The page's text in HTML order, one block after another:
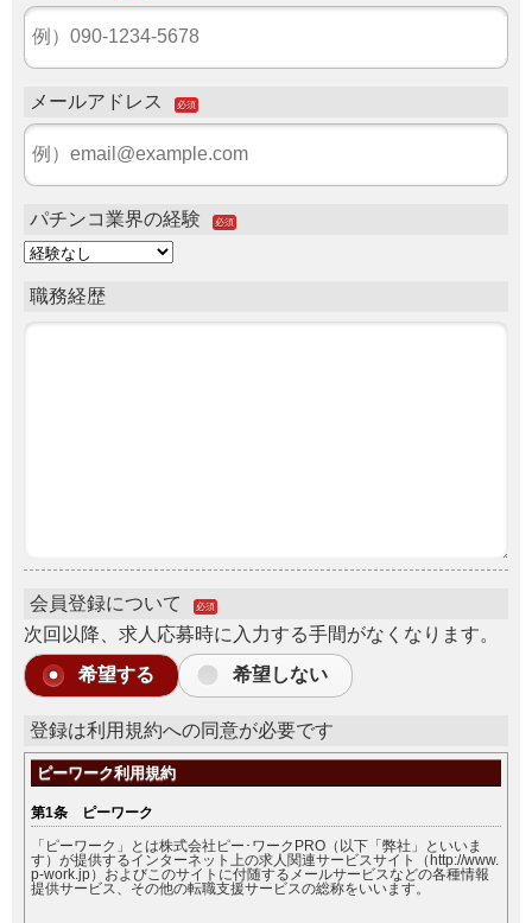
メールアドレス 必須
パチンコ業界の経験 必須
職務経歴
会員登録について 必須
次回以降、求人応募時に入力する手間がなくなります。
希望する 希望しない
登録は利用規約への同意が必要です
ピーワーク利用規約
第1条 ピーワーク
「ピーワーク」とは株式会社ピー･ワークPRO（以下「弊社」といいま
す）が提供するインターネット上の求人関連サービスサイト（http://www.
p-work.jp）およびこのサイトに付随するメールサービスなどの各種情報
提供サービス、その他の転職支援サービスの総称をいいます。